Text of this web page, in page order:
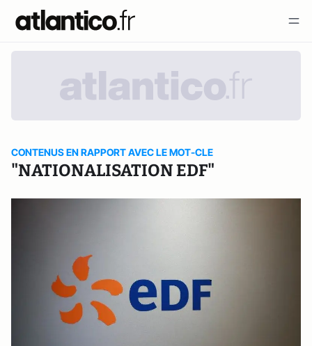
CONTENUS EN RAPPORT AVEC LE MOT-CLE
"NATIONALISATION EDF"